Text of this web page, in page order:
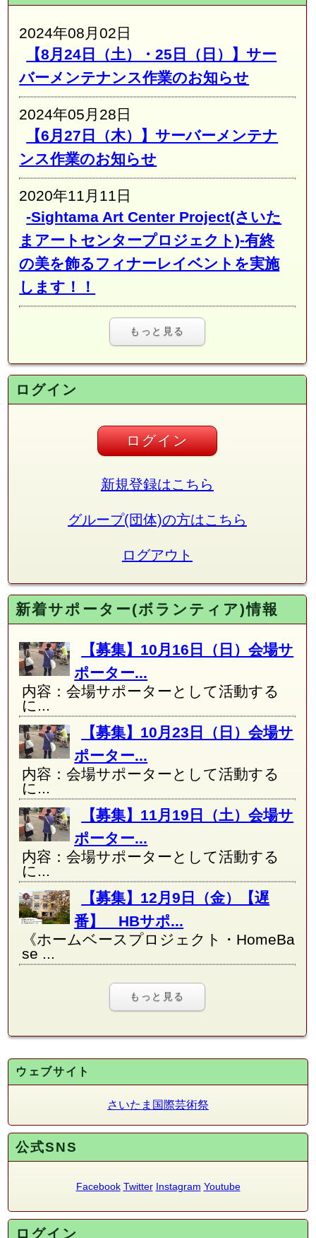
2024年08月02日
【8月24日（土）・25日（日）】サー
バーメンテナンス作業のお知らせ
2024年05月28日
【6月27日（木）】サーバーメンテナ
ンス作業のお知らせ
2020年11月11日
-Sightama Art Center Project(さいた
まアートセンタープロジェクト)-有終
の美を飾るフィナーレイベントを実施
します！！
もっと見る
ログイン
ログイン
新規登録はこちら
グループ(団体)の方はこちら
ログアウト
新着サポーター(ボランティア)情報
【募集】10月16日（日）会場サ
ポーター...
内容：会場サポーターとして活動する
に...
【募集】10月23日（日）会場サ
ポーター...
内容：会場サポーターとして活動する
に...
【募集】11月19日（土）会場サ
ポーター...
内容：会場サポーターとして活動する
に...
【募集】12月9日（金）【遅
番】 HBサポ...
《ホームベースプロジェクト・HomeBa
se ...
もっと見る
ウェブサイト
さいたま国際芸術祭
公式SNS
Facebook Twitter Instagram Youtube
ログイン